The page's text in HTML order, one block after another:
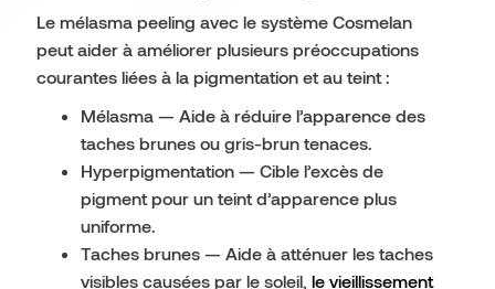
Le mélasma peeling avec le système Cosmelan
peut aider à améliorer plusieurs préoccupations
courantes liées à la pigmentation et au teint :
Mélasma — Aide à réduire l’apparence des
taches brunes ou gris-brun tenaces.
Hyperpigmentation — Cible l’excès de
pigment pour un teint d’apparence plus
uniforme.
Taches brunes — Aide à atténuer les taches
visibles causées par le soleil,le vieillissement